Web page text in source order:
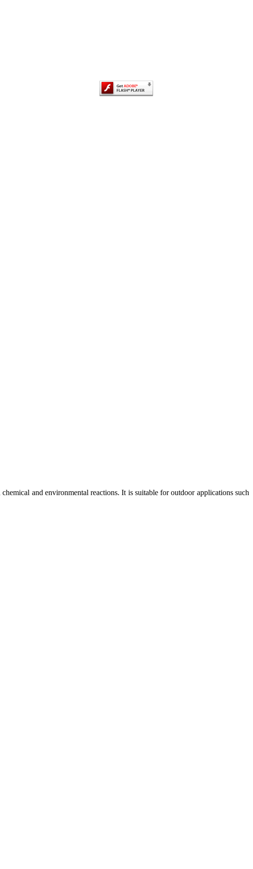
and environmental reactions. It is suitable for outdoor applications such